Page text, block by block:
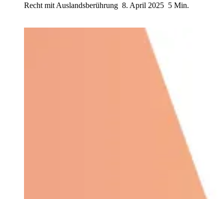
Recht mit Auslandsberührung 8. April 2025 5 Min.